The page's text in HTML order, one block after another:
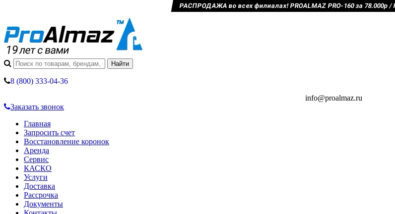
РАСПРОДАЖА во всех филиалах! PROALMAZ PRO-160 за 78.000р /
8 (800) 333-04-36
info@proalmaz.ru
Заказать звонок
Главная
Запросить счет
Восстановление коронок
Аренда
Сервис
КАСКО
Услуги
Доставка
Рассрочка
Документы